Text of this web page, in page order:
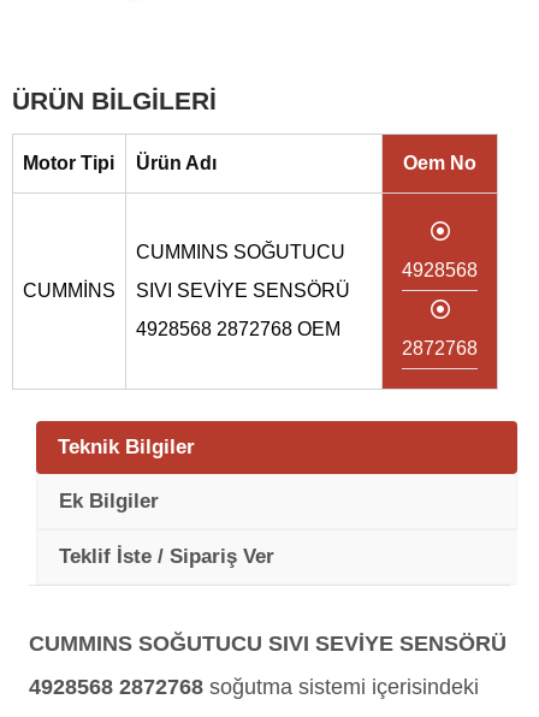
ÜRÜN BİLGİLERİ
Motor Tipi Ürün Adı Oem No
CUMMİNS
CUMMINS SOĞUTUCU
SIVI SEVİYE SENSÖRÜ
4928568 2872768 OEM
4928568
2872768
Teknik Bilgiler
Ek Bilgiler
Teklif İste / Sipariş Ver
CUMMINS SOĞUTUCU SIVI SEVİYE SENSÖRÜ
4928568 2872768 soğutma sistemi içerisindeki